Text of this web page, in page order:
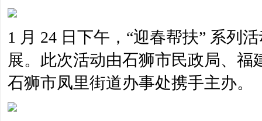
1 月 24 日下午，“迎春帮扶” 系列
展。此次活动由石狮市民政局、
石狮市凤里街道办事处携手主办。